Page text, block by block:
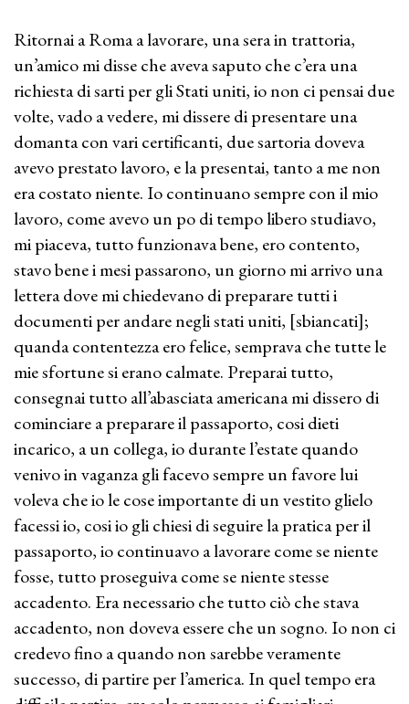
Ritornai a Roma a lavorare, una sera in trattoria,
un’amico mi disse che aveva saputo che c’era una
richiesta di sarti per gli Stati uniti, io non ci pensai due
volte, vado a vedere, mi dissere di presentare una
domanta con vari certificanti, due sartoria doveva
avevo prestato lavoro, e la presentai, tanto a me non
era costato niente. Io continuano sempre con il mio
lavoro, come avevo un po di tempo libero studiavo,
mi piaceva, tutto funzionava bene, ero contento,
stavo bene i mesi passarono, un giorno mi arrivo una
lettera dove mi chiedevano di preparare tutti i
documenti per andare negli stati uniti, [sbiancati];
quanda contentezza ero felice, semprava che tutte le
mie sfortune si erano calmate. Preparai tutto,
consegnai tutto all’abasciata americana mi dissero di
cominciare a preparare il passaporto, cosi dieti
incarico, a un collega, io durante l’estate quando
venivo in vaganza gli facevo sempre un favore lui
voleva che io le cose importante di un vestito glielo
facessi io, cosi io gli chiesi di seguire la pratica per il
passaporto, io continuavo a lavorare come se niente
fosse, tutto proseguiva come se niente stesse
accadento. Era necessario che tutto ciò che stava
accadento, non doveva essere che un sogno. Io non ci
credevo fino a quando non sarebbe veramente
successo, di partire per l’america. In quel tempo era